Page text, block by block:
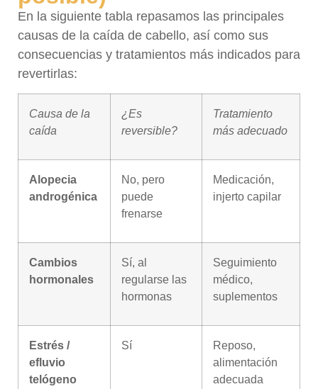
En la siguiente tabla repasamos las principales
causas de la caída de cabello, así como sus
consecuencias y tratamientos más indicados para
revertirlas:
Causa de la
caída
¿Es
reversible?
Tratamiento
más adecuado
Alopecia
androgénica
No, pero
puede
frenarse
Medicación,
injerto capilar
Cambios
hormonales
Sí, al
regularse las
hormonas
Seguimiento
médico,
suplementos
Estrés /
efluvio
telógeno
Sí
Reposo,
alimentación
adecuada